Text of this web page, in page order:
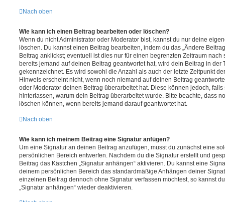
Nach oben
Wie kann ich einen Beitrag bearbeiten oder löschen?
Wenn du nicht Administrator oder Moderator bist, kannst du nur deine
löschen. Du kannst einen Beitrag bearbeiten, indem du das „Ändere
Beitrag anklickst; eventuell ist dies nur für einen begrenzten Zeitraum
bereits jemand auf deinen Beitrag geantwortet hat, wird dein Beitrag in der
gekennzeichnet. Es wird sowohl die Anzahl als auch der letzte Zeitpunkt
Hinweis erscheint nicht, wenn noch niemand auf deinen Beitrag
oder Moderator deinen Beitrag überarbeitet hat. Diese können jedoch,
hinterlassen, warum dein Beitrag überarbeitet wurde. Bitte beachte, dass
löschen können, wenn bereits jemand darauf geantwortet hat.
Nach oben
Wie kann ich meinem Beitrag eine Signatur anfügen?
Um eine Signatur an deinen Beitrag anzufügen, musst du zunächst eine
persönlichen Bereich entwerfen. Nachdem du die Signatur erstellt und
Beitrag das Kästchen „Signatur anhängen“ aktivieren. Du kannst eine
deinem persönlichen Bereich das standardmäßige Anhängen deiner
einzelnen Beitrag dennoch ohne Signatur verfassen möchtest, so kannst
„Signatur anhängen“ wieder deaktivieren.